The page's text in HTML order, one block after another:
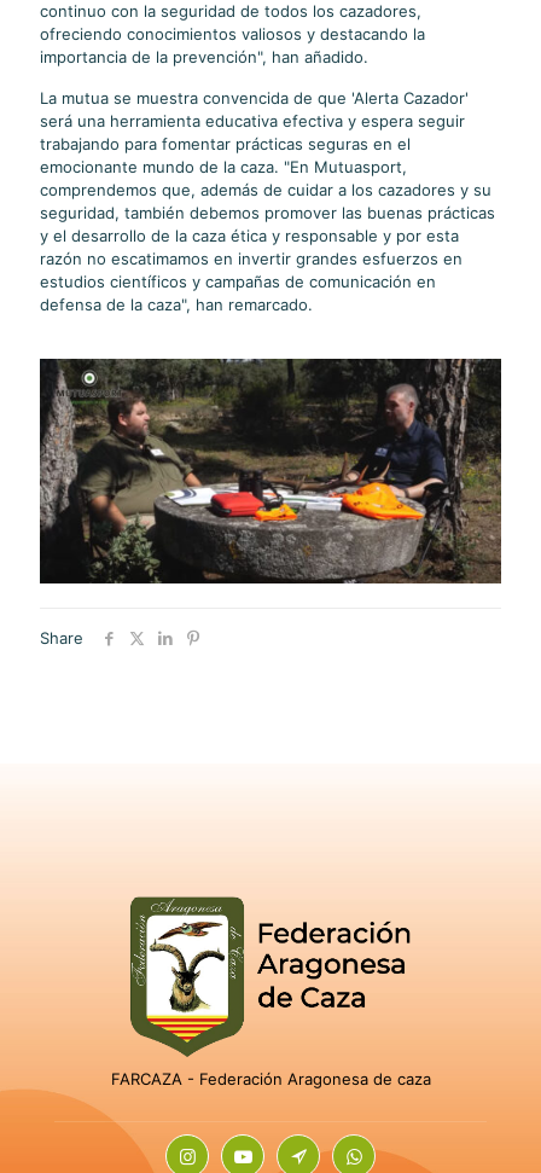
continuo con la seguridad de todos los cazadores,
ofreciendo conocimientos valiosos y destacando la
importancia de la prevención", han añadido.
La mutua se muestra convencida de que 'Alerta Cazador'
será una herramienta educativa efectiva y espera seguir
trabajando para fomentar prácticas seguras en el
emocionante mundo de la caza. "En Mutuasport,
comprendemos que, además de cuidar a los cazadores y su
seguridad, también debemos promover las buenas prácticas
y el desarrollo de la caza ética y responsable y por esta
razón no escatimamos en invertir grandes esfuerzos en
estudios científicos y campañas de comunicación en
defensa de la caza", han remarcado.
Share
FARCAZA - Federación Aragonesa de caza